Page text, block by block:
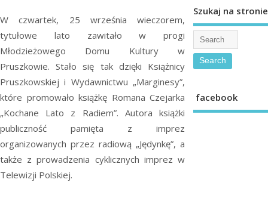
W czwartek, 25 września wieczorem,
tytułowe lato zawitało w progi
Młodzieżowego Domu Kultury w
Pruszkowie. Stało się tak dzięki Książnicy
Pruszkowskiej i Wydawnictwu „Marginesy”,
które promowało książkę Romana Czejarka
„Kochane Lato z Radiem”. Autora książki
publiczność pamięta z imprez
organizowanych przez radiową „Jędynkę”, a
także z prowadzenia cyklicznych imprez w
Telewizji Polskiej.
Szukaj na stronie
facebook